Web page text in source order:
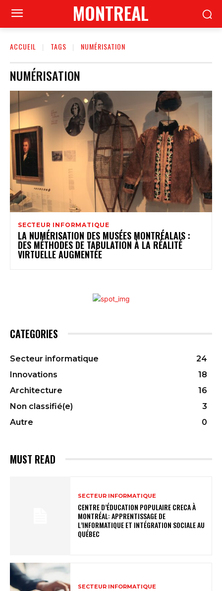
MONTREAL
ACCUEIL TAGS NUMÉRISATION
NUMÉRISATION
SECTEUR INFORMATIQUE
LA NUMÉRISATION DES MUSÉES MONTRÉALAIS :
DES MÉTHODES DE TABULATION À LA RÉALITÉ
VIRTUELLE AUGMENTÉE
CATEGORIES
Secteur informatique
24
Innovations
18
Architecture
16
Non classifié(e)
3
Autre
0
MUST READ
SECTEUR INFORMATIQUE
CENTRE D’ÉDUCATION POPULAIRE CRECA À
MONTRÉAL: APPRENTISSAGE DE
L’INFORMATIQUE ET INTÉGRATION SOCIALE AU
QUÉBEC
SECTEUR INFORMATIQUE